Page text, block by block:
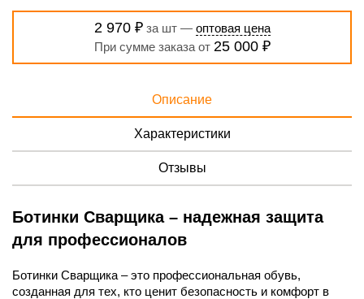
2 970 ₽за шт — оптовая цена
При сумме заказа от 25 000 ₽
Описание
Характеристики
Отзывы
Ботинки Сварщика – надежная защита
для профессионалов
Ботинки Сварщика – это профессиональная обувь,
созданная для тех, кто ценит безопасность и комфорт в